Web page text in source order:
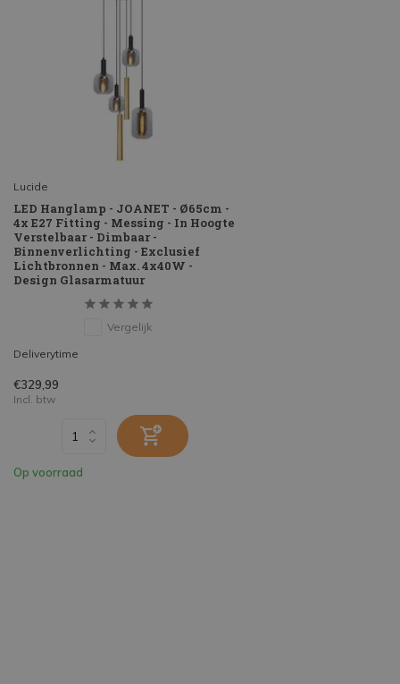
Lucide
LED Hanglamp - JOANET - Ø65cm -
4x E27 Fitting - Messing - In Hoogte
Verstelbaar - Dimbaar -
Binnenverlichting - Exclusief
Lichtbronnen - Max. 4x40W -
Design Glasarmatuur
Vergelijk
Deliverytime
€329,99
Incl. btw
Op voorraad